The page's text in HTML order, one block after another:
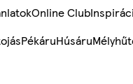
Online Club
PékáruHúsáru